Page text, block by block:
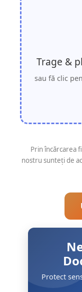
Trage &
sau fă clic
Prin încărcarea
nostru sunteţi de
Protect